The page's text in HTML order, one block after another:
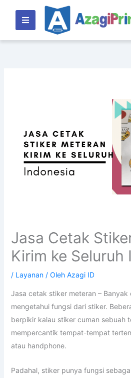
konten
Jasa Cetak
Kirim ke Seluruh
/ Layanan/ Oleh Azagi ID
Jasa cetak stiker meteran –
mengetahui fungsi dari stiker.
berpikir kalau stiker cuman sebuah
mempercantik tempat-tempat
atau handphone.
Padahal, stiker punya fungsi